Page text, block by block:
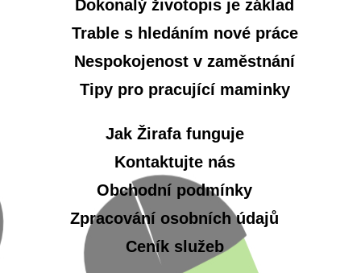
Dokonalý životopis je základ
Trable s hledáním nové práce
Nespokojenost v zaměstnání
Tipy pro pracující maminky
Jak Žirafa funguje
Kontaktujte nás
Obchodní podmínky
Zpracování osobních údajů
Ceník služeb